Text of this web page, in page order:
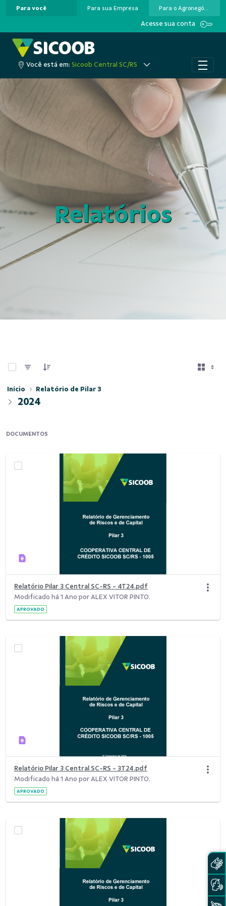
Pular para o Conteúdo principal
Para você Para sua Empresa Para o Agronegócio
Acesse sua conta
Você está em: Sicoob Central SC/RS
Relatórios
Início Relatório de Pilar 3
2024
DOCUMENTOS
Relatório Pilar 3 Central SC-RS - 4T24.pdf
Modificado há 1 Ano por ALEX VITOR PINTO.
APROVADO
Relatório Pilar 3 Central SC-RS - 3T24.pdf
Modificado há 1 Ano por ALEX VITOR PINTO.
APROVADO